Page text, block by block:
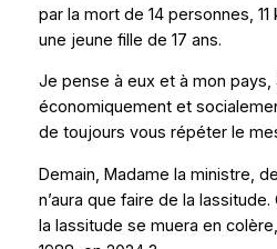
par la mort de 14 personnes,
une jeune fille de 17 ans.
Je pense à eux et à mon pays,
économiquement et
de toujours vous répéter le
Demain, Madame la ministre,
n’aura que faire de la
la lassitude se muera en